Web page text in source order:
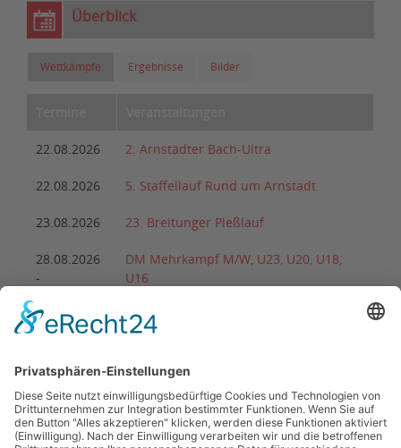
Überblick
Wettkämpfe Ergebnisse Bilder
22.08.2026 2. Arnstädter Bach-Ultra
22.08.2026 5. Staffellauf Rund um Arnstadt
23.08.2026 23. Breitunger Pleßlauf
28.08.2026
-
DM Mehrkampf M/W, U23, U20, U18,
U16
28.08.2026 29. Partner-Vierkampf des Ohrdrufer LV
29.08.2026 43. Schülersportfest
29.08.2026 25. Elstertal-Lauf
29.08.2026 28. Mühlhäuser Altstadtlauf